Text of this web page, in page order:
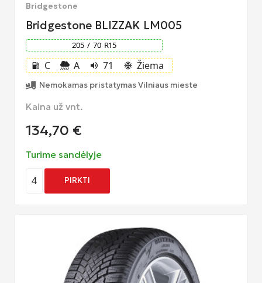
Bridgestone
Bridgestone BLIZZAK LM005
205 / 70 R15
local_gas_station C A volume_up 71 ac_unit Žiema
Nemokamas pristatymas Vilniaus mieste
Kaina už vnt.
134,70 €
Turime sandėlyje
4 PIRKTI